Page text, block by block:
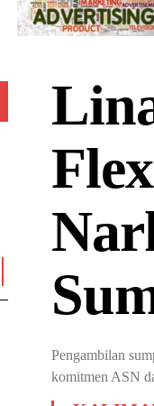
Pengambilan
komitmen ASN